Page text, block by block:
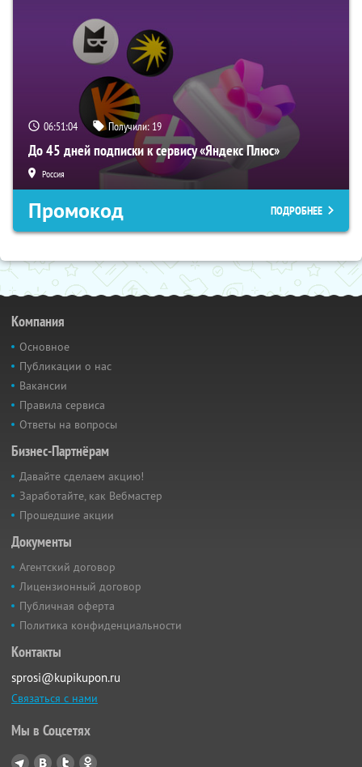
06:51:03 Получили: 19
До 45 дней подписки к сервису «Яндекс Плюс»
Россия
Промокод ПОДРОБНЕЕ
Компания
Основное
Публикации о нас
Вакансии
Правила сервиса
Ответы на вопросы
Бизнес-Партнёрам
Давайте сделаем акцию!
Заработайте, как Вебмастер
Прошедшие акции
Документы
Агентский договор
Лицензионный договор
Публичная оферта
Политика конфиденциальности
Контакты
sprosi@kupikupon.ru
Связаться с нами
Мы в Соцсетях